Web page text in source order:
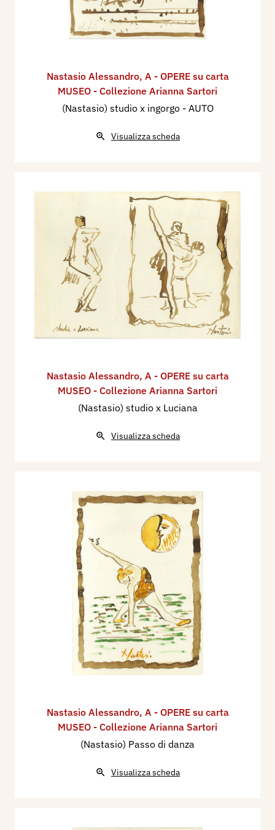
Nastasio Alessandro, A - OPERE su carta
MUSEO - Collezione Arianna Sartori
(Nastasio) studio x ingorgo - AUTO
Visualizza scheda
Nastasio Alessandro, A - OPERE su carta
MUSEO - Collezione Arianna Sartori
(Nastasio) studio x Luciana
Visualizza scheda
Nastasio Alessandro, A - OPERE su carta
MUSEO - Collezione Arianna Sartori
(Nastasio) Passo di danza
Visualizza scheda